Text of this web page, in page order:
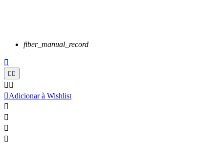
fiber_manual_record

 
 
Adicionar à Wishlist



